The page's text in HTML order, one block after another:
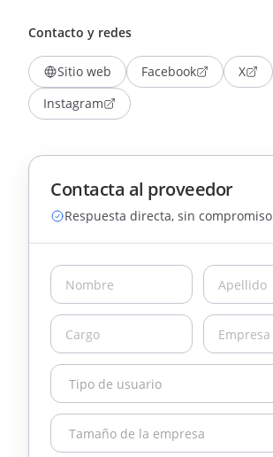
Contacto y redes
Sitio web Facebook X
Instagram
Contacta al proveedor
Respuesta directa, sin compromiso